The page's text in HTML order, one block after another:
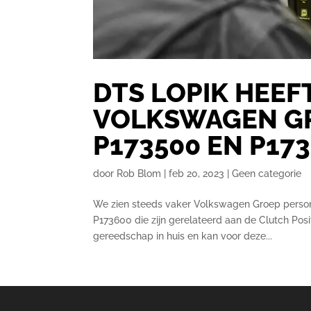
DTS LOPIK
VOLKSWAGEN
P173500 EN
door Rob Blom |feb 20, 2023 |Geen categorie
We zien steeds vaker Volkswagen Groep
P173600 die zijn gerelateerd aan de Clutch
gereedschap in huis en kan voor deze...